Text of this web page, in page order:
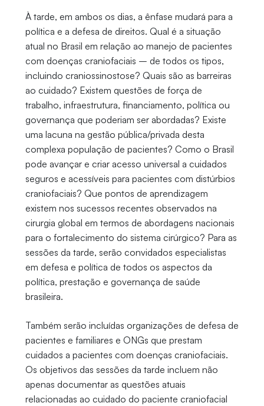
À tarde, em ambos os dias, a ênfase mudará para a
política e a defesa de direitos. Qual é a situação
atual no Brasil em relação ao manejo de pacientes
com doenças craniofaciais – de todos os tipos,
incluindo craniossinostose? Quais são as barreiras
ao cuidado? Existem questões de força de
trabalho, infraestrutura, financiamento, política ou
governança que poderiam ser abordadas? Existe
uma lacuna na gestão pública/privada desta
complexa população de pacientes? Como o Brasil
pode avançar e criar acesso universal a cuidados
seguros e acessíveis para pacientes com distúrbios
craniofaciais? Que pontos de aprendizagem
existem nos sucessos recentes observados na
cirurgia global em termos de abordagens nacionais
para o fortalecimento do sistema cirúrgico? Para as
sessões da tarde, serão convidados especialistas
em defesa e política de todos os aspectos da
política, prestação e governança de saúde
brasileira.
Também serão incluídas organizações de defesa de
pacientes e familiares e ONGs que prestam
cuidados a pacientes com doenças craniofaciais.
Os objetivos das sessões da tarde incluem não
apenas documentar as questões atuais
relacionadas ao cuidado do paciente craniofacial